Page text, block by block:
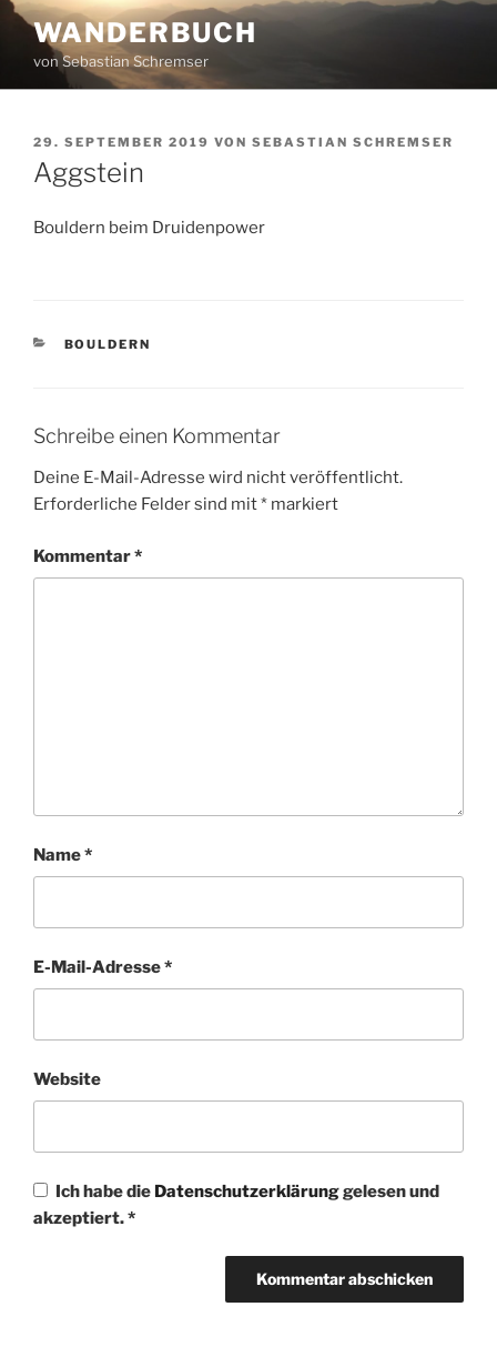
Zum
Inhalt
springen
WANDERBUCH
von Sebastian Schremser
VERÖFFENTLICHT
AM
29. SEPTEMBER 2019 VON SEBASTIAN SCHREMSER
Aggstein
Bouldern beim Druidenpower
KATEGORIEN
BOULDERN
Schreibe einen Kommentar
Deine E-Mail-Adresse wird nicht veröffentlicht.
Erforderliche Felder sind mit* markiert
Kommentar*
Name*
E-Mail-Adresse*
Website
Ich habe die Datenschutzerklärunggelesen und
akzeptiert.*